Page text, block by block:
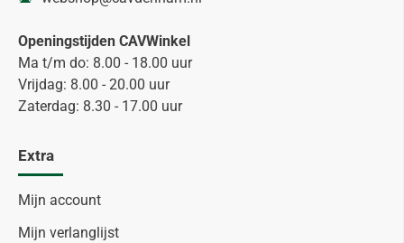
Openingstijden CAVWinkel
Ma t/m do: 8.00 - 18.00 uur
Vrijdag: 8.00 - 20.00 uur
Zaterdag: 8.30 - 17.00 uur
Extra
Mijn account
Mijn verlanglijst